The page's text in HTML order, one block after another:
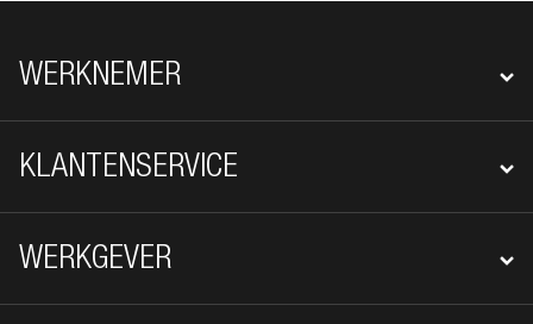
FOOTER NAVIGATIE
WERKNEMER
KLANTENSERVICE
WERKGEVER